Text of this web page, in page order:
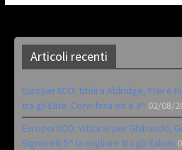
Articoli recenti
Europei XCO: titoli a Aldridge, Frei e
tra gli Elite. Corvi fora ed è 4^ 02/08/
Europei XCO: vittorie per Ghibaudo,
Signorelli 5^ la migliore tra gli italiani